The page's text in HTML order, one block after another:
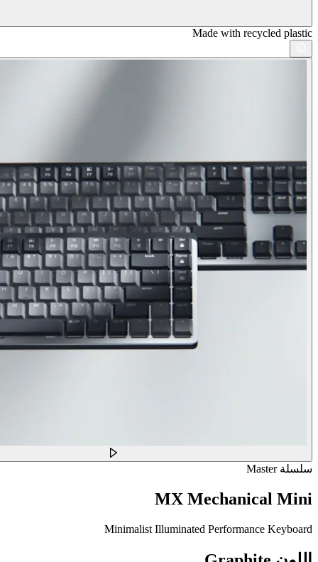
Made with recycled plastic
سلسلة Master
MX Mechanical Mini
Minimalist Illuminated Performance Keyboard